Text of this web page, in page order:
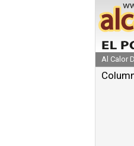
Al Calor